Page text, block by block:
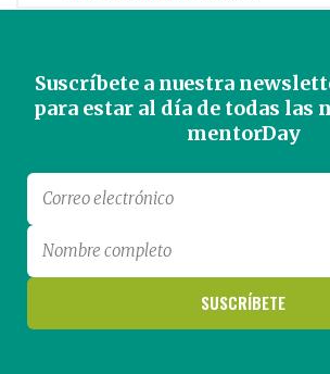
Suscríbete a nuestra
para estar al día de todas las
mentorDay